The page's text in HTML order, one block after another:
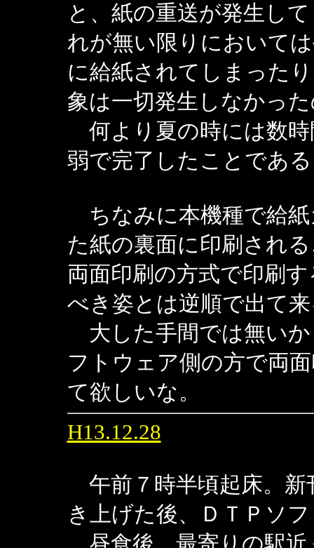
と、紙の重送が発生し
れが無い限りにおいて
に給紙されてしまった
象は一切発生しなかっ
何より夏の時には数時
弱で完了したことであ
ちなみに本機種で給
た紙の裏面に印刷され
両面印刷の方式で印刷
べき姿とは逆順で出て
大した手間では無い
フトウェア側の方で両
て欲しいな。
H13.12.28
午前７時半頃起床。新
き上げた後、ＤＴＰソ